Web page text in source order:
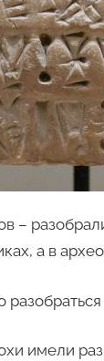
–
а в
имели